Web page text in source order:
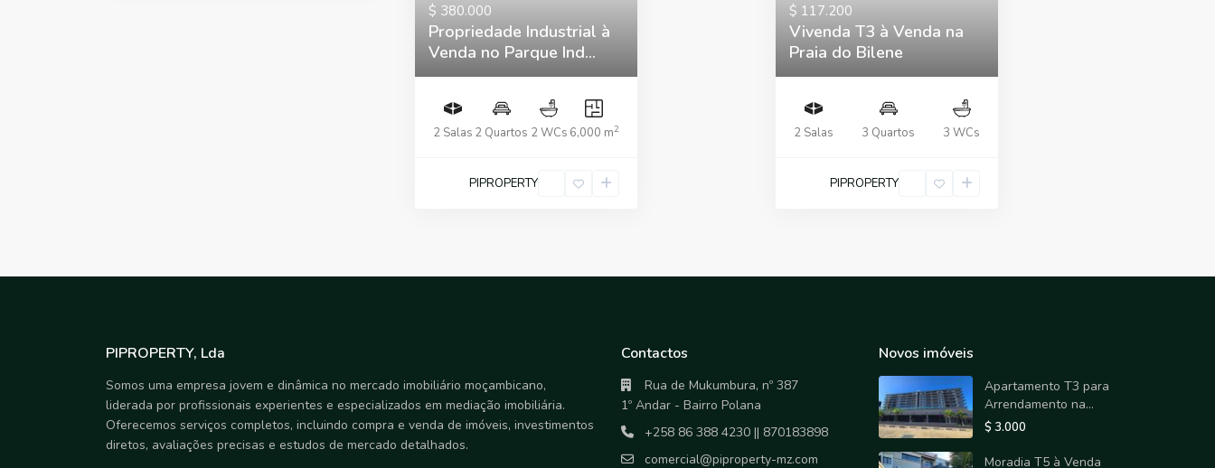
$ 380.000
Propriedade Industrial à
Venda no Parque Ind...
2 Salas 2 Quartos 2 WCs 6,000 m2
PIPROPERTY
$ 117.200
Vivenda T3 à Venda na
Praia do Bilene
2 Salas 3 Quartos 3 WCs
PIPROPERTY
PIPROPERTY, Lda
Somos uma empresa jovem e dinâmica no mercado imobiliário moçambicano,
liderada por profissionais experientes e especializados em mediação imobiliária.
Oferecemos serviços completos, incluindo compra e venda de imóveis, investimentos
diretos, avaliações precisas e estudos de mercado detalhados.
Contactos
Rua de Mukumbura, nº 387
1º Andar - Bairro Polana
+258 86 388 4230 || 870183898
comercial@piproperty-mz.com
Novos imóveis
Apartamento T3 para
Arrendamento na...
$ 3.000
Moradia T5 à Venda